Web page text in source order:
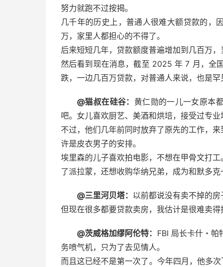
努力就跑不过按揭。
几千年的历史上，普通人很难大额贷款的，
万，家里人都担心的不得了。
后来短短几年，贷款额度普遍增加到几百万
然后看到现在消息，截至 2025 年 7 月，全
跌，一边几百万贷款，对普通人来说，也是罕
@猫叔在硅谷： 黄仁勋的一儿一女原本
吧。女儿喜欢厨艺、美酒和烘培，接受过专
不过，他们几年前同时放弃了原先的工作，
许是皮衣男子的安排。
埃里森的儿子喜欢拍电影，不想在甲骨文打
了派拉蒙，还想收购华纳兄弟，成为和默多克
@三里河贝塔： 以前都说没有卖不掉的
但现在很多都要贷款卖房，我估计是很难卖得
@茨威格加缪阿伦特： FBI 局长卡什・
务喷气机，只为了去见情人。
而且这已经不是第一次了。今年四月，他多